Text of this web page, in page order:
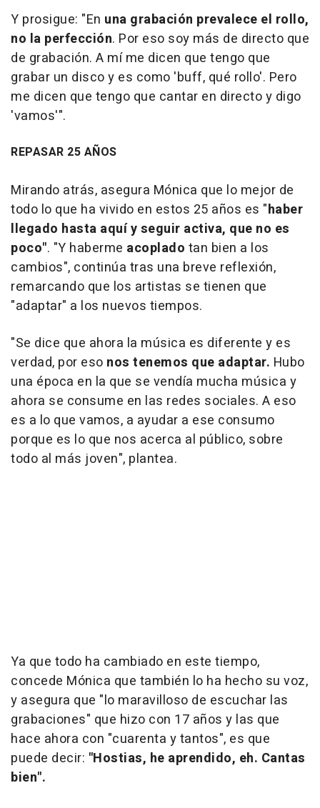
Y prosigue: "En una grabación prevalece el rollo,
no la perfección. Por eso soy más de directo que
de grabación. A mí me dicen que tengo que
grabar un disco y es como 'buff, qué rollo'. Pero
me dicen que tengo que cantar en directo y digo
'vamos'".
REPASAR 25 AÑOS
Mirando atrás, asegura Mónica que lo mejor de
todo lo que ha vivido en estos 25 años es "haber
llegado hasta aquí y seguir activa, que no es
poco". "Y haberme acoplado tan bien a los
cambios", continúa tras una breve reflexión,
remarcando que los artistas se tienen que
"adaptar" a los nuevos tiempos.
"Se dice que ahora la música es diferente y es
verdad, por eso nos tenemos que adaptar. Hubo
una época en la que se vendía mucha música y
ahora se consume en las redes sociales. A eso
es a lo que vamos, a ayudar a ese consumo
porque es lo que nos acerca al público, sobre
todo al más joven", plantea.
Ya que todo ha cambiado en este tiempo,
concede Mónica que también lo ha hecho su voz,
y asegura que "lo maravilloso de escuchar las
grabaciones" que hizo con 17 años y las que
hace ahora con "cuarenta y tantos", es que
puede decir: "Hostias, he aprendido, eh. Cantas
bien".